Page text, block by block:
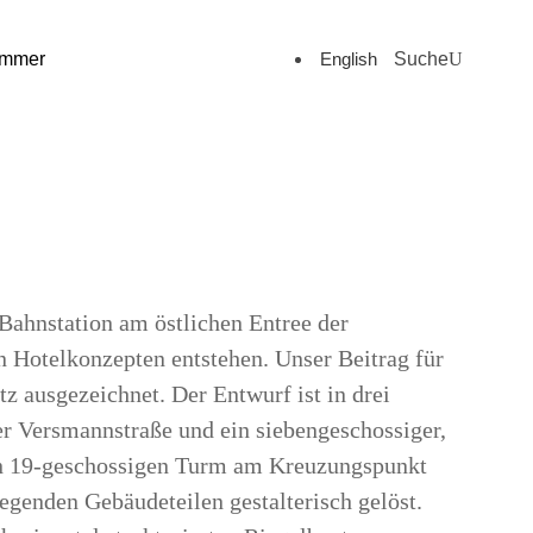
English Suche
am östlichen Entree der
entstehen. Unser Beitrag für
ausgezeichnet. Der Entwurf ist in drei
und ein siebengeschossiger,
geschossigen Turm am Kreuzungspunkt
Gebäudeteilen gestalterisch gelöst.